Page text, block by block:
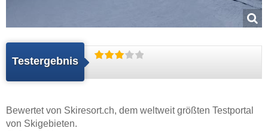
Testergebnis
Bewertet von Skiresort.ch, dem weltweit größten Testportal
von Skigebieten.